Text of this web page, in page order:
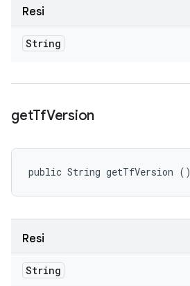
Resi
String
getTfVersion
public String getTfVersion ()
Resi
String